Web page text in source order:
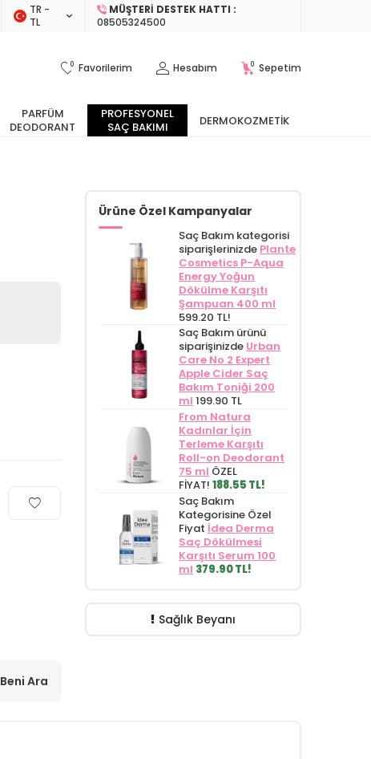
TR −
TL
MÜŞTERI DESTEK HATTI :
08505324500
0 Favorilerim Hesabım 0 Sepetim
PARFÜM
DEODORANT
PROFESYONEL
SAÇ BAKIMI
DERMOKOZMETIK
Ürüne Özel Kampanyalar
Saç Bakım kategorisi
siparişlerinizde Plante
Cosmetics P-Aqua
Energy Yoğun
Dökülme Karşıtı
Şampuan 400 ml
599.20 TL!
Saç Bakım ürünü
siparişinizde Urban
Care No 2 Expert
Apple Cider Saç
Bakım Toniği 200
ml 199.90 TL
From Natura
Kadınlar İçin
Terleme Karşıtı
Roll-on Deodorant
75 ml ÖZEL
FİYAT! 188.55 TL!
Saç Bakım
Kategorisine Özel
Fiyat İdea Derma
Saç Dökülmesi
Karşıtı Serum 100
ml 379.90 TL!
Sağlık Beyanı
Beni Ara